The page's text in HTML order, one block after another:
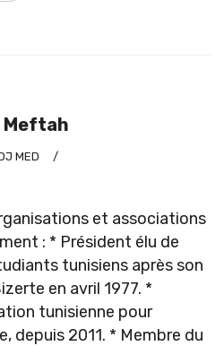
Meftah
MED /
et associations
: * Président élu de
tunisiens après son
en avril 1977. *
tunisienne pour
depuis 2011. * Membre du